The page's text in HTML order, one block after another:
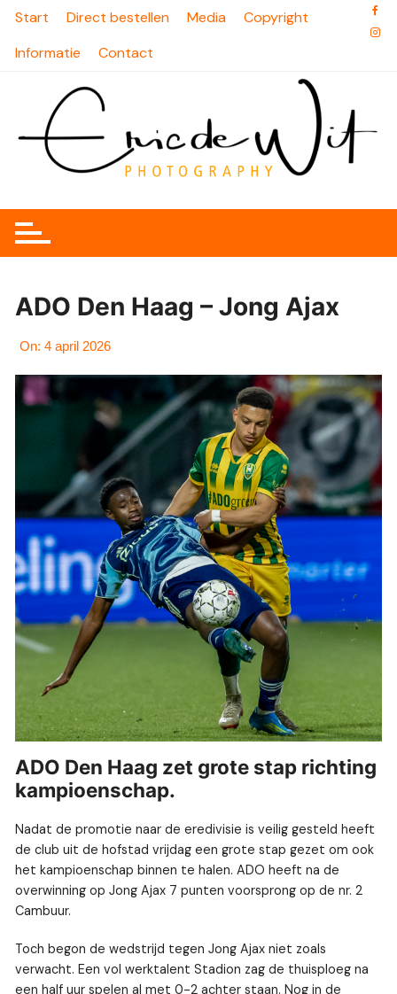
Skip
content
Start Direct bestellen Media
Copyright
Informatie
Contact
ADO Den Haag – Jong Ajax
On:4 april 2026
ADO Den Haag zet grote stap richting
kampioenschap.
Nadat de promotie naar de eredivisie is veilig gesteld heeft
de club uit de hofstad vrijdag een grote stap gezet om ook
het kampioenschap binnen te halen. ADO heeft na de
overwinning op Jong Ajax 7 punten voorsprong op de nr. 2
Cambuur.
Toch begon de wedstrijd tegen Jong Ajax niet zoals
verwacht. Een vol werktalent Stadion zag de thuisploeg na
een half uur spelen al met 0-2 achter staan. Nog in de